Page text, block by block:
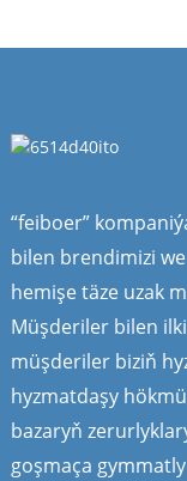
“feiboer”
bilen brendimizi
hemişe täze uzak
Müşderiler bilen
müşderiler biziň
hyzmatdaşy
bazaryň
goşmaça